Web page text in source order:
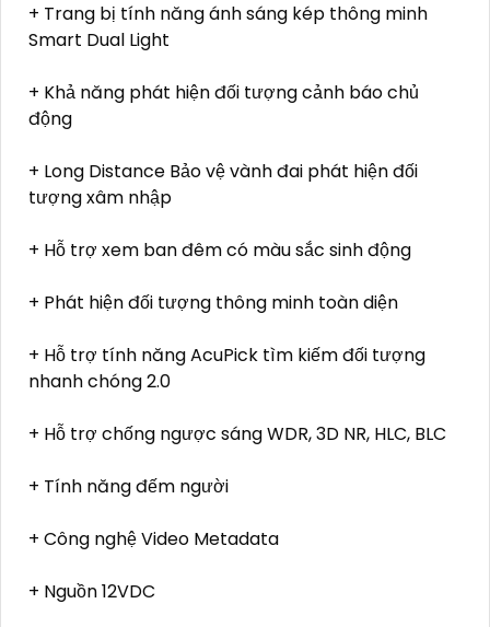
+ Trang bị tính năng ánh sáng kép thông minh
Smart Dual Light
+ Khả năng phát hiện đối tượng cảnh báo chủ
động
+ Long Distance Bảo vệ vành đai phát hiện đối
tượng xâm nhập
+ Hỗ trợ xem ban đêm có màu sắc sinh động
+ Phát hiện đối tượng thông minh toàn diện
+ Hỗ trợ tính năng AcuPick tìm kiếm đối tượng
nhanh chóng 2.0
+ Hỗ trợ chống ngược sáng WDR, 3D NR, HLC, BLC
+ Tính năng đếm người
+ Công nghệ Video Metadata
+ Nguồn 12VDC